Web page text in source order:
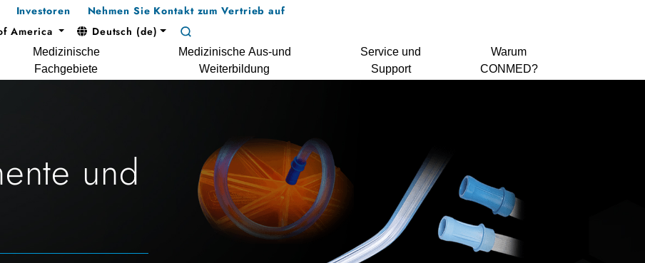
Medizinische
Fachgebiete
Medizinische Aus-und
Weiterbildung
Service und
Support
Warum
CONMED?
Investoren
Nehmen Sie Kontakt zum Vertrieb auf
America
Deutsch (de)
und